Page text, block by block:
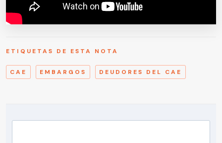
ETIQUETAS DE ESTA NOTA
CAE EMBARGOS DEUDORES DEL CAE